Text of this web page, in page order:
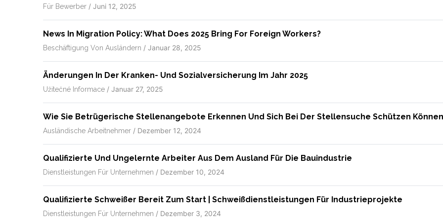
Für Bewerber / Juni 12, 2025
News In Migration Policy: What Does 2025 Bring For Foreign Workers?
Beschäftigung Von Ausländern / Januar 28, 2025
Änderungen In Der Kranken- Und Sozialversicherung Im Jahr 2025
Užitečné Informace / Januar 27, 2025
Wie Sie Betrügerische Stellenangebote Erkennen Und Sich Bei Der Stellensuche Schützen Können
Ausländische Arbeitnehmer / Dezember 12, 2024
Qualifizierte Und Ungelernte Arbeiter Aus Dem Ausland Für Die Bauindustrie
Dienstleistungen Für Unternehmen / Dezember 10, 2024
Qualifizierte Schweißer Bereit Zum Start | Schweißdienstleistungen Für Industrieprojekte
Dienstleistungen Für Unternehmen / Dezember 3, 2024